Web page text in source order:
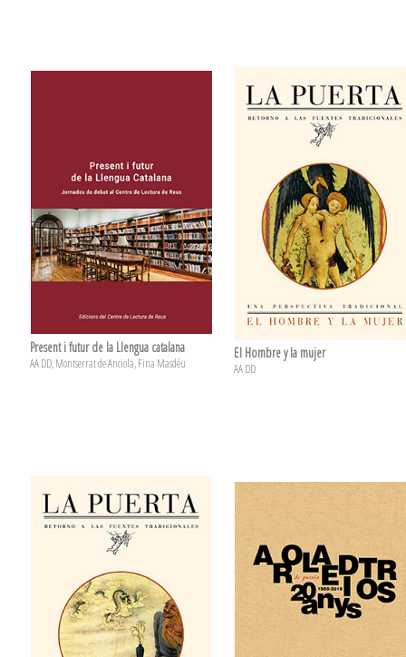
Present i futur de la Llengua catalana
AA DD, Montserrat de Anciola, Fina Masdéu
El Hombre y la mujer
AA DD